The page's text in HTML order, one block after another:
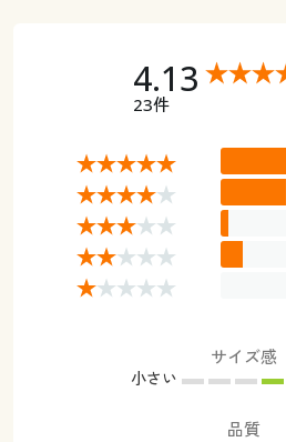
4.13
23件
サイズ感
小さい
品質